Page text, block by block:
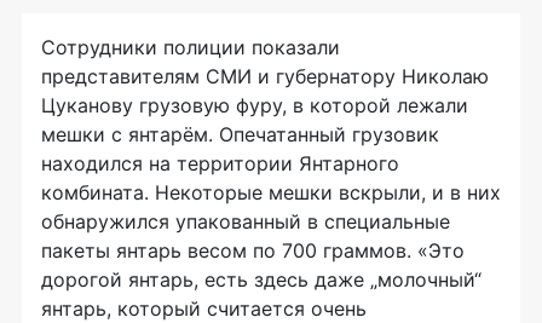
Сотрудники полиции показали
представителям СМИ и губернатору Николаю
Цуканову грузовую фуру, в которой лежали
мешки с янтарём. Опечатанный грузовик
находился на территории Янтарного
комбината. Некоторые мешки вскрыли, и в них
обнаружился упакованный в специальные
пакеты янтарь весом по 700 граммов. «Это
дорогой янтарь, есть здесь даже „молочный“
янтарь, который считается очень